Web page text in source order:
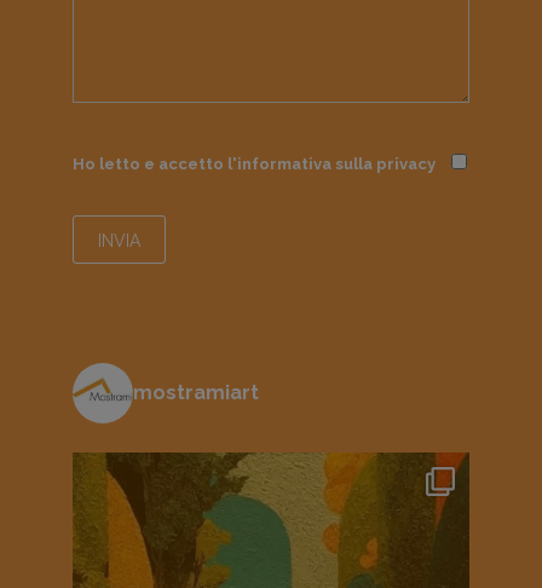
Ho letto e accetto l'informativa sulla privacy
mostramiart